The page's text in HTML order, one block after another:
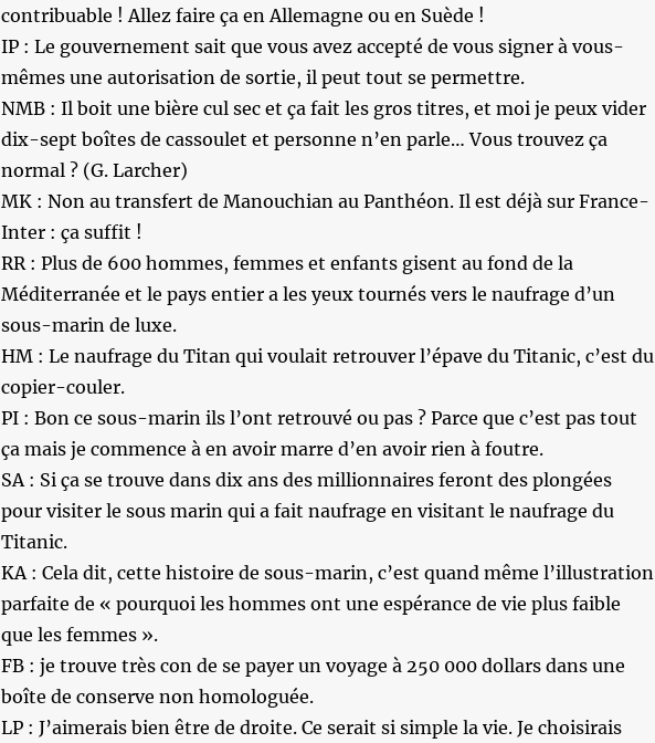
contribuable ! Allez faire ça en Allemagne ou en Suède !
IP : Le gouvernement sait que vous avez accepté de vous signer à vous-
mêmes une autorisation de sortie, il peut tout se permettre.
NMB : Il boit une bière cul sec et ça fait les gros titres, et moi je peux vider
dix-sept boîtes de cassoulet et personne n’en parle… Vous trouvez ça
normal ? (G. Larcher)
MK : Non au transfert de Manouchian au Panthéon. Il est déjà sur France-
Inter : ça suffit !
RR : Plus de 600 hommes, femmes et enfants gisent au fond de la
Méditerranée et le pays entier a les yeux tournés vers le naufrage d’un
sous-marin de luxe.
HM : Le naufrage du Titan qui voulait retrouver l’épave du Titanic, c’est du
copier-couler.
PI : Bon ce sous-marin ils l’ont retrouvé ou pas ? Parce que c’est pas tout
ça mais je commence à en avoir marre d’en avoir rien à foutre.
SA : Si ça se trouve dans dix ans des millionnaires feront des plongées
pour visiter le sous marin qui a fait naufrage en visitant le naufrage du
Titanic.
KA : Cela dit, cette histoire de sous-marin, c’est quand même l’illustration
parfaite de « pourquoi les hommes ont une espérance de vie plus faible
que les femmes ».
FB : je trouve très con de se payer un voyage à 250 000 dollars dans une
boîte de conserve non homologuée.
LP : J’aimerais bien être de droite. Ce serait si simple la vie. Je choisirais